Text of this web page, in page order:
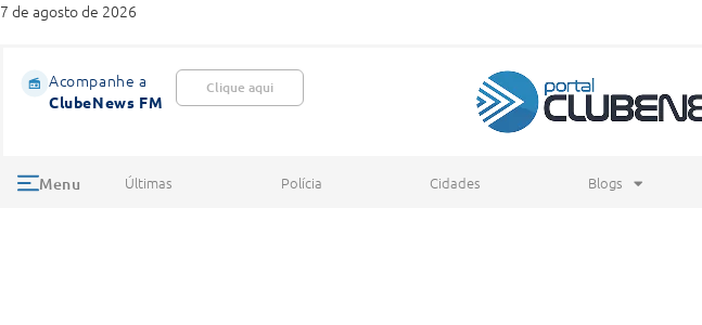
7 de agosto de 2026
Acompanhe a
ClubeNews FM
Clique aqui
Menu Últimas Polícia Cidades Blogs